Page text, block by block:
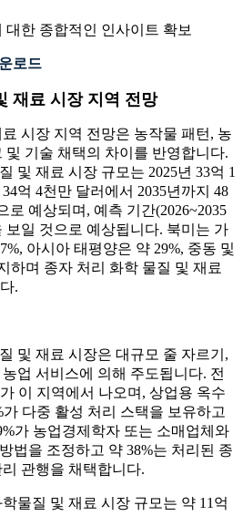
대한 종합적인 인사이트 확보
로드
재료 시장 지역 전망
시장 지역 전망은 농작물 패턴, 농
및 기술 채택의 차이를 반영합니다.
및 재료 시장 규모는 2025년 33억 1
억 4천만 달러에서 2035년까지 48
로 예상되며, 예측 기간(2026~2035
보일 것으로 예상됩니다. 북미는 가
아시아 태평양은 약 29%, 중동 및
하며 종자 처리 화학 물질 및 재료
.
및 재료 시장은 대규모 줄 자르기,
업 서비스에 의해 주도됩니다. 전
이 지역에서 나오며, 상업용 옥수
다중 활성 처리 스택을 보유하고
가 농업경제학자 또는 소매업체와
법을 조정하고 약 38%는 처리된 종
관행을 채택합니다.
물질 및 재료 시장 규모는 약 11억